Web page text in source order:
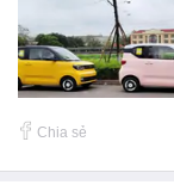
Chia sẻ